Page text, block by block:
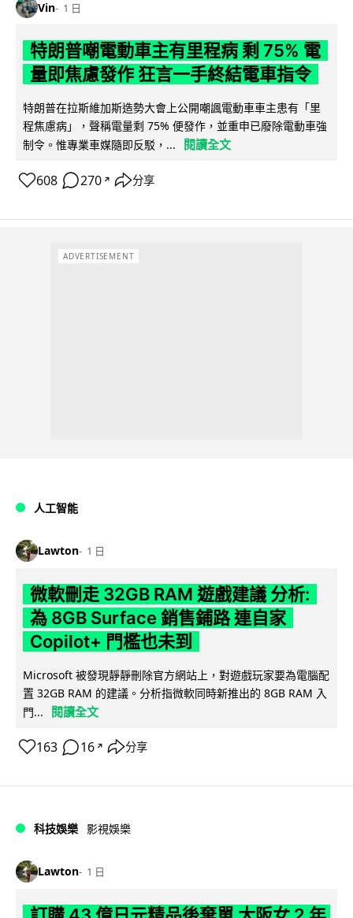
Vin 1 日
特朗普嘲電動車主有里程病 剩 75% 電
量即焦慮發作 狂言一手終結電車指令
特朗普在拉斯維加斯造勢大會上公開嘲諷電動車車主患有「里
程焦慮病」，聲稱電量剩 75% 便發作，並重申已廢除電動車強
制令。惟專業車媒隨即反駁，...
閱讀全文
608 270 ↗ 分享
ADVERTISEMENT
人工智能
Lawton 1 日
微軟刪走 32GB RAM 遊戲建議 分析:
為 8GB Surface 銷售鋪路 連自家
Copilot+ 門檻也未到
Microsoft 被發現靜靜刪除官方網站上，對遊戲玩家要為電腦配
置 32GB RAM 的建議。分析指微軟同時新推出的 8GB RAM 入
門...
閱讀全文
163 16 ↗ 分享
科技娛樂 影視娛樂
Lawton 1 日